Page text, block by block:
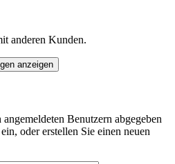
anderen Kunden.
anzeigen
Benutzern abgegeben
oder erstellen Sie einen neuen